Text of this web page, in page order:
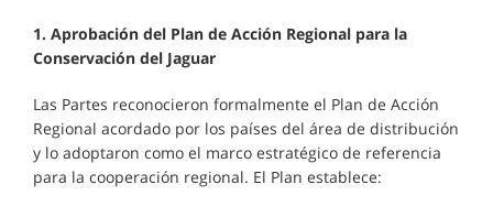
1. Aprobación del Plan de Acción Regional para la
Conservación del Jaguar
Las Partes reconocieron formalmente el Plan de Acción
Regional acordado por los países del área de distribución
y lo adoptaron como el marco estratégico de referencia
para la cooperación regional. El Plan establece: